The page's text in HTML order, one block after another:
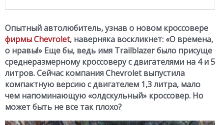
Опытный автолюбитель, узнав о новом кроссовере
фирмы Chevrolet, наверняка воскликнет: «О времена,
о нравы!» Еще бы, ведь имя Trailblazer было присуще
среднеразмерному кроссоверу с двигателями на 4 и 5
литров. Сейчас компания Chevrolet выпустила
компактную версию с двигателем 1,3 литра, мало
чем напоминающую «олдскульный» кроссовер. Но
может быть не все так плохо?